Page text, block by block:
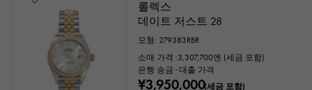
순정 박스 보증서 감정 식별
롤렉스
데이트 저스트 28
모형: 279383RBR
소매 가격 :3,307,700엔 (세금 포함)
은행 송금 · 대출 가격
¥3,950,000(세금 포함)